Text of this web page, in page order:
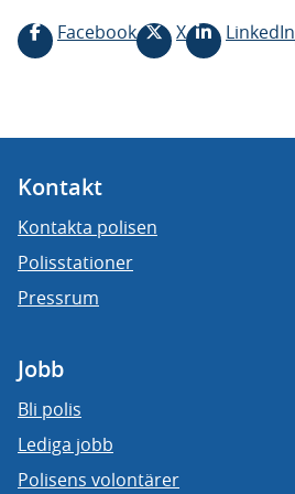
Facebook
X LinkedIn
Kontakt
Kontakta polisen
Polisstationer
Pressrum
Jobb
Bli polis
Lediga jobb
Polisens volontärer